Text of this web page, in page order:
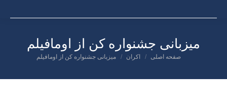
میزبانی جشنواره کن از اومافیلم
شما اینجا هستید:
صفحه اصلی اکران میزبانی جشنواره کن از اومافیلم